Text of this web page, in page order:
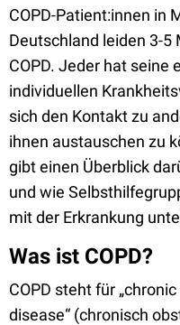
COPD-Patient:innen in
Deutschland leiden 3-5
COPD. Jeder hat seine
individuellen
sich den Kontakt zu
ihnen austauschen zu
gibt einen Überblick
und wie
mit der Erkrankung
Was ist COPD?
COPD steht für
disease“ (chronisch